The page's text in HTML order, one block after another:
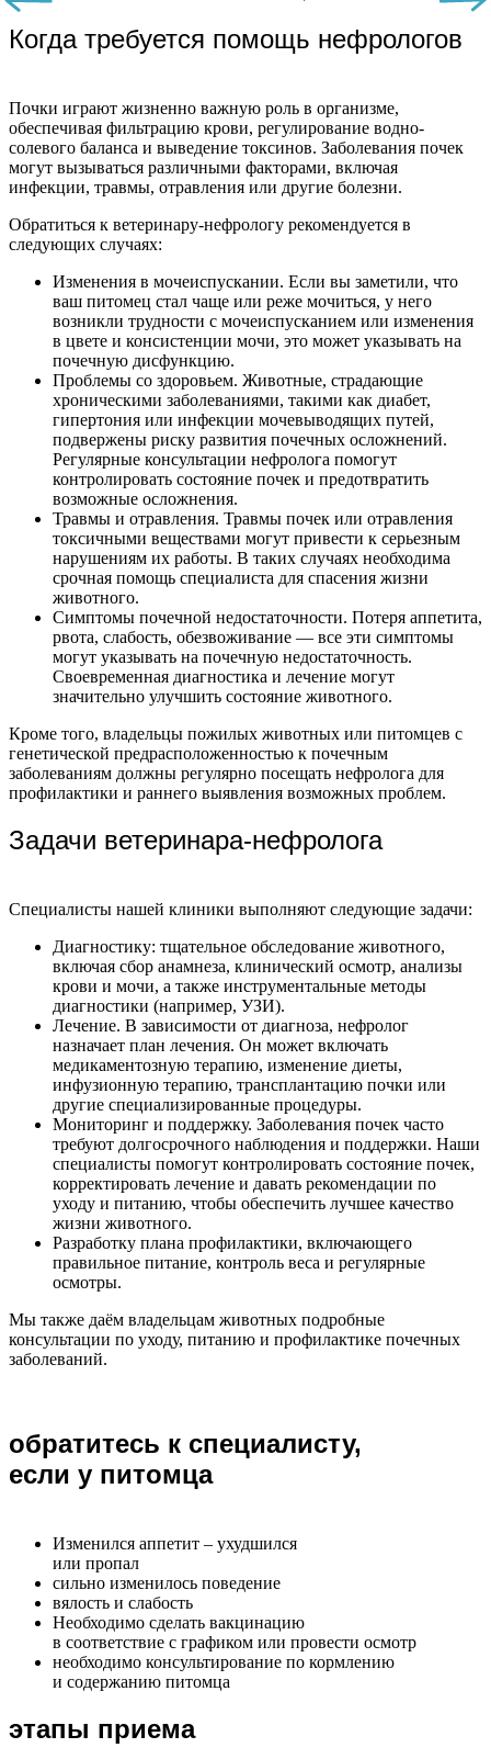
Когда требуется помощь нефрологов
Почки играют жизненно важную роль в организме,
обеспечивая фильтрацию крови, регулирование водно-
солевого баланса и выведение токсинов. Заболевания почек
могут вызываться различными факторами, включая
инфекции, травмы, отравления или другие болезни.
Обратиться к ветеринару-нефрологу рекомендуется в
следующих случаях:
Изменения в мочеиспускании. Если вы заметили, что
ваш питомец стал чаще или реже мочиться, у него
возникли трудности с мочеиспусканием или изменения
в цвете и консистенции мочи, это может указывать на
почечную дисфункцию.
Проблемы со здоровьем. Животные, страдающие
хроническими заболеваниями, такими как диабет,
гипертония или инфекции мочевыводящих путей,
подвержены риску развития почечных осложнений.
Регулярные консультации нефролога помогут
контролировать состояние почек и предотвратить
возможные осложнения.
Травмы и отравления. Травмы почек или отравления
токсичными веществами могут привести к серьезным
нарушениям их работы. В таких случаях необходима
срочная помощь специалиста для спасения жизни
животного.
Симптомы почечной недостаточности. Потеря аппетита,
рвота, слабость, обезвоживание — все эти симптомы
могут указывать на почечную недостаточность.
Своевременная диагностика и лечение могут
значительно улучшить состояние животного.
Кроме того, владельцы пожилых животных или питомцев с
генетической предрасположенностью к почечным
заболеваниям должны регулярно посещать нефролога для
профилактики и раннего выявления возможных проблем.
Задачи ветеринара-нефролога
Специалисты нашей клиники выполняют следующие задачи:
Диагностику: тщательное обследование животного,
включая сбор анамнеза, клинический осмотр, анализы
крови и мочи, а также инструментальные методы
диагностики (например, УЗИ).
Лечение. В зависимости от диагноза, нефролог
назначает план лечения. Он может включать
медикаментозную терапию, изменение диеты,
инфузионную терапию, трансплантацию почки или
другие специализированные процедуры.
Мониторинг и поддержку. Заболевания почек часто
требуют долгосрочного наблюдения и поддержки. Наши
специалисты помогут контролировать состояние почек,
корректировать лечение и давать рекомендации по
уходу и питанию, чтобы обеспечить лучшее качество
жизни животного.
Разработку плана профилактики, включающего
правильное питание, контроль веса и регулярные
осмотры.
Мы также даём владельцам животных подробные
консультации по уходу, питанию и профилактике почечных
заболеваний.
обратитесь к специалисту,
если у питомца
Изменился аппетит – ухудшился
или пропал
сильно изменилось поведение
вялость и слабость
Необходимо сделать вакцинацию
в соответствие с графиком или провести осмотр
необходимо консультирование по кормлению
и содержанию питомца
этапы приема